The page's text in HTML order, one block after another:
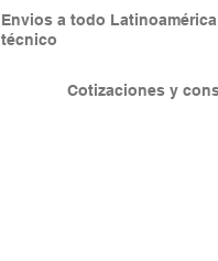
Cotizaciones y
Envios a todo
técnico